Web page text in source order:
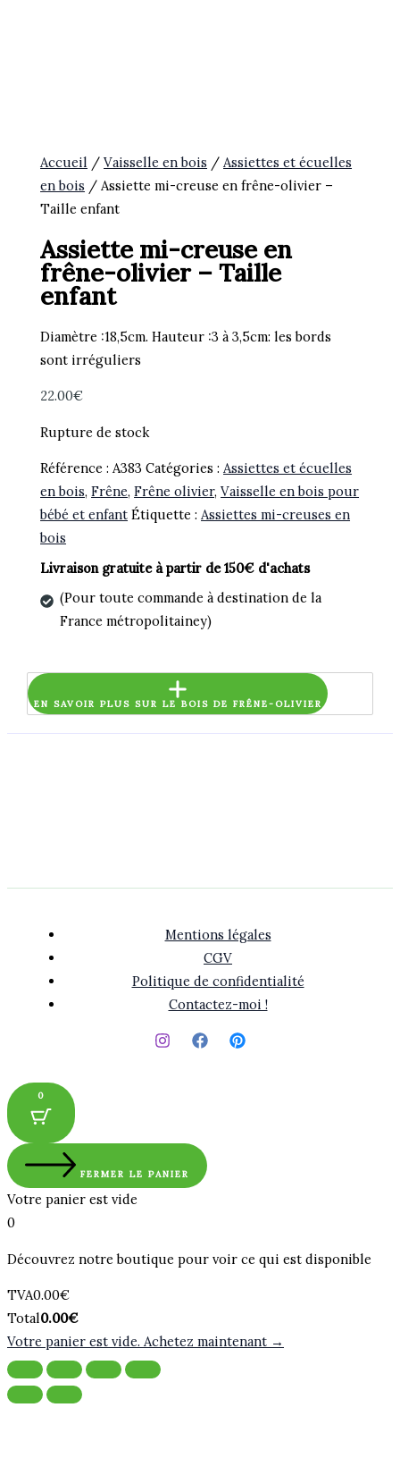
Accueil /Vaisselle en bois /Assiettes et écuelles
en bois / Assiette mi-creuse en frêne-olivier –
Taille enfant
Assiette mi-creuse en
frêne-olivier – Taille
enfant
Diamètre :18,5cm. Hauteur :3 à 3,5cm: les bords
sont irréguliers
22.00€
Rupture de stock
Référence :A383 Catégories :Assiettes et écuelles
en bois,Frêne,Frêne olivier,Vaisselle en bois pour
bébé et enfant Étiquette :Assiettes mi-creuses en
bois
Livraison gratuite à partir de 150€ d'achats
(Pour toute commande à destination de la
France métropolitainey)
EN SAVOIR PLUS SUR LE BOIS DE FRÊNE-OLIVIER
Mentions légales
CGV
Politique de confidentialité
Contactez-moi !
0
FERMER LE PANIER
Votre panier est vide
0
Découvrez notre boutique pour voir ce qui est disponible
Montant
de
la
taxe:
TVA0.00€
Total
du
panier:
Total0.00€
Votre panier est vide. Achetez maintenant →